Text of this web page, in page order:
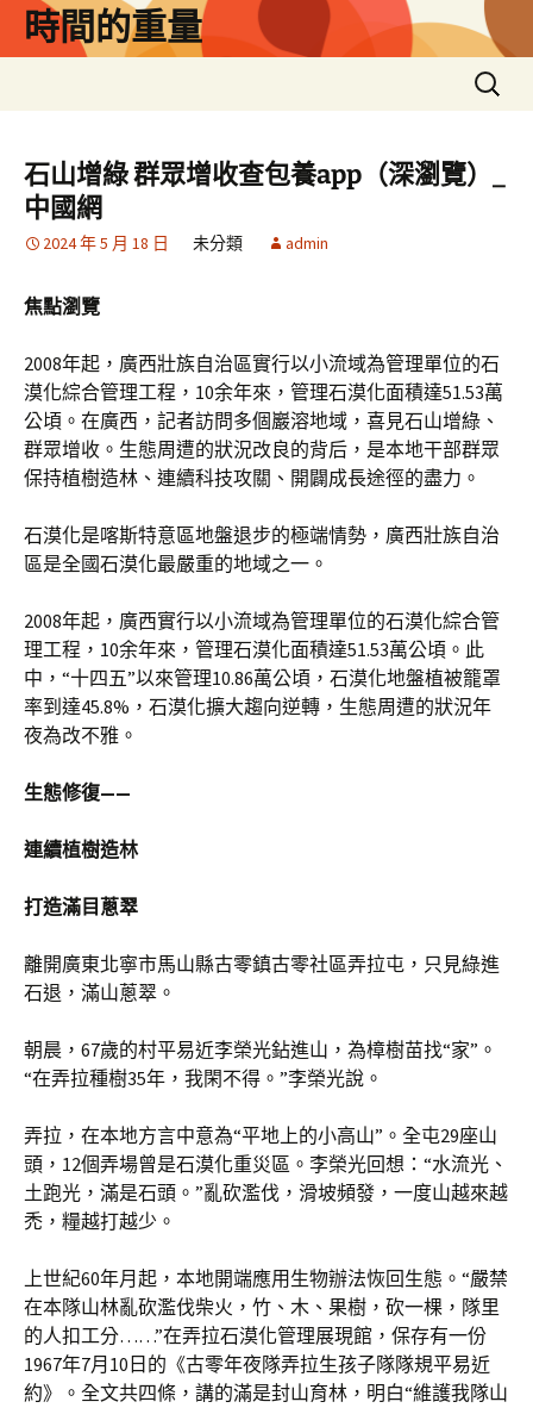
時間的重量
搜
尋
鍵
字:
石山增綠 群眾增收查包養app（深瀏覽）_
中國網
2024 年 5 月 18 日 未分類 admin
焦點瀏覽
2008年起，廣西壯族自治區實行以小流域為管理單位的石
漠化綜合管理工程，10余年來，管理石漠化面積達51.53萬
公頃。在廣西，記者訪問多個巖溶地域，喜見石山增綠、
群眾增收。生態周遭的狀況改良的背后，是本地干部群眾
保持植樹造林、連續科技攻關、開闢成長途徑的盡力。
石漠化是喀斯特意區地盤退步的極端情勢，廣西壯族自治
區是全國石漠化最嚴重的地域之一。
2008年起，廣西實行以小流域為管理單位的石漠化綜合管
理工程，10余年來，管理石漠化面積達51.53萬公頃。此
中，“十四五”以來管理10.86萬公頃，石漠化地盤植被籠罩
率到達45.8%，石漠化擴大趨向逆轉，生態周遭的狀況年
夜為改不雅。
生態修復——
連續植樹造林
打造滿目蔥翠
離開廣東北寧市馬山縣古零鎮古零社區弄拉屯，只見綠進
石退，滿山蔥翠。
朝晨，67歲的村平易近李榮光鉆進山，為樟樹苗找“家”。
“在弄拉種樹35年，我閑不得。”李榮光說。
弄拉，在本地方言中意為“平地上的小高山”。全屯29座山
頭，12個弄場曾是石漠化重災區。李榮光回想：“水流光、
土跑光，滿是石頭。”亂砍濫伐，滑坡頻發，一度山越來越
禿，糧越打越少。
上世紀60年月起，本地開端應用生物辦法恢回生態。“嚴禁
在本隊山林亂砍濫伐柴火，竹、木、果樹，砍一棵，隊里
的人扣工分……”在弄拉石漠化管理展現館，保存有一份
1967年7月10日的《古零年夜隊弄拉生孩子隊隊規平易近
約》。全文共四條，講的滿是封山育林，明白“維護我隊山